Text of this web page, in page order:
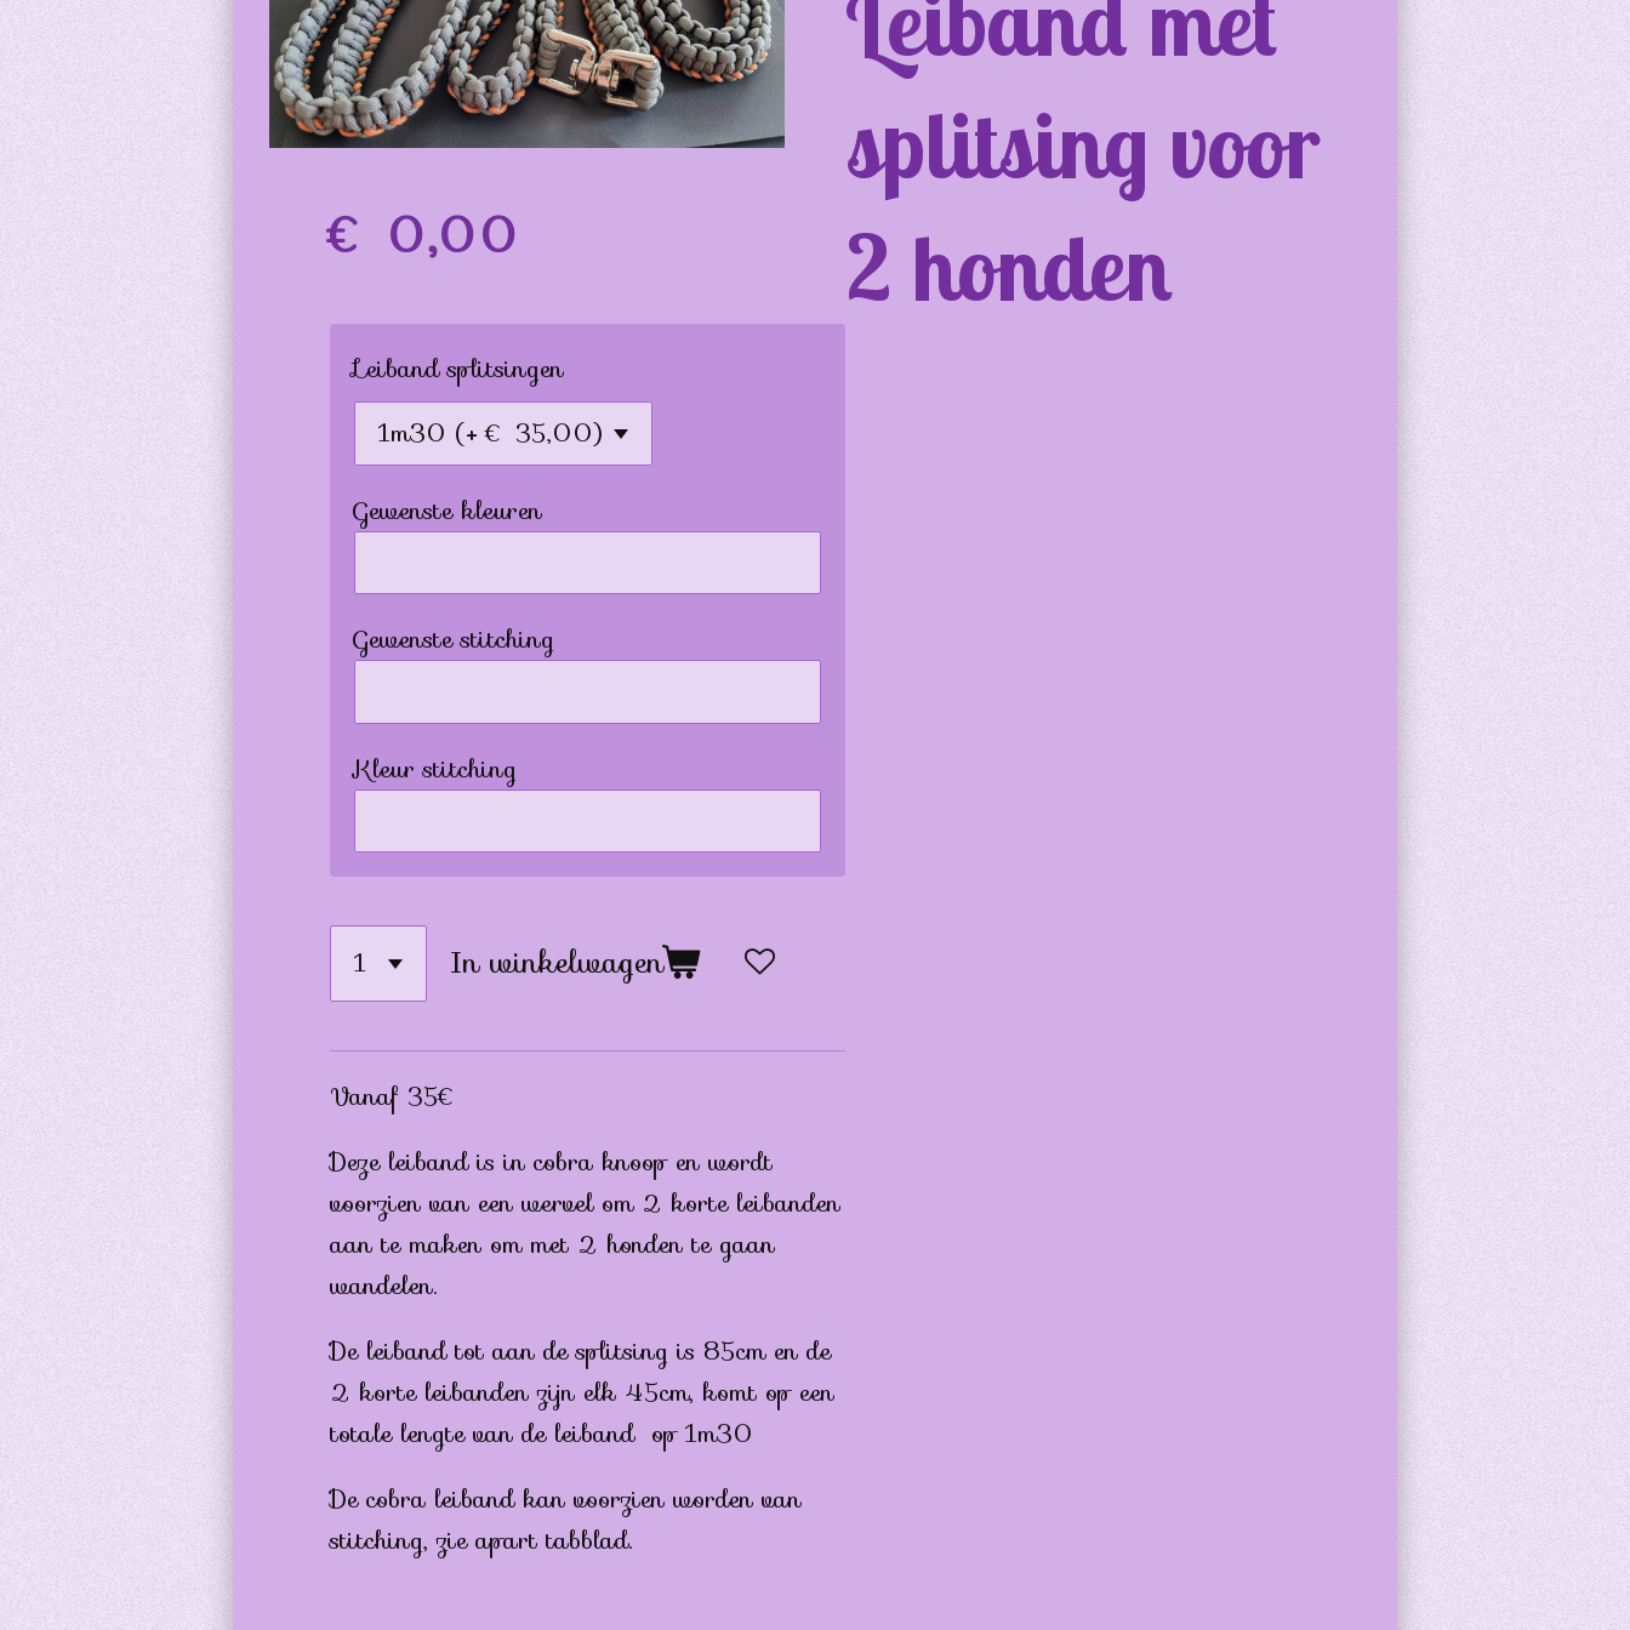
splitsing voor
2 honden
€ 0,00
Leiband splitsingen
Gewenste kleuren
Gewenste stitching
Kleur stitching
In winkelwagen
Vanaf 35€
Deze leiband is in cobra knoop en wordt
voorzien van een wervel om 2 korte leibanden
aan te maken om met 2 honden te gaan
wandelen.
De leiband tot aan de splitsing is 85cm en de
2 korte leibanden zijn elk 45cm, komt op een
totale lengte van de leiband op 1m30
De cobra leiband kan voorzien worden van
stitching, zie apart tabblad.